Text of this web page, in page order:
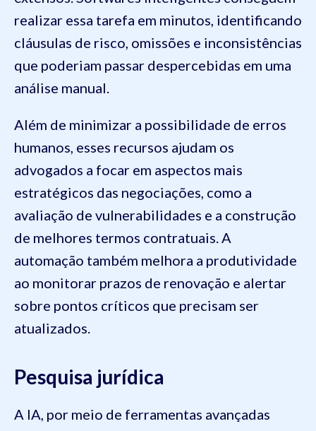
realizar essa tarefa em minutos, identificando
cláusulas de risco, omissões e inconsistências
que poderiam passar despercebidas em uma
análise manual.
Além de minimizar a possibilidade de erros
humanos, esses recursos ajudam os
advogados a focar em aspectos mais
estratégicos das negociações, como a
avaliação de vulnerabilidades e a construção
de melhores termos contratuais. A
automação também melhora a produtividade
ao monitorar prazos de renovação e alertar
sobre pontos críticos que precisam ser
atualizados.
Pesquisa jurídica
A IA, por meio de ferramentas avançadas